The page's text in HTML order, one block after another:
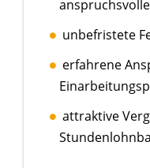
unbefristete
erfahrene
attraktive